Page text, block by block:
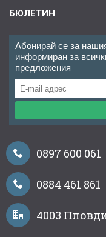
БЮЛЕТИН
Абонирай се за
информиран за
предложения
0897 600 061
0884 461 861
4003